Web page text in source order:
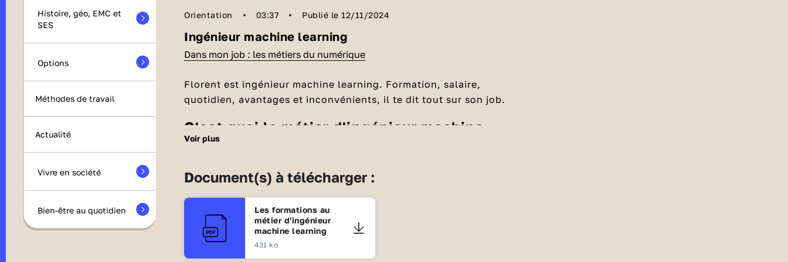
Histoire, géo, EMC et
SES
Options
Méthodes de travail
Actualité
Vivre en société
Bien-être au quotidien
Orientation 03:37 Publié le 12/11/2024
Ingénieur machine learning
Dans mon job : les métiers du numérique
Florent est ingénieur machine learning. Formation, salaire,
quotidien, avantages et inconvénients, il te dit tout sur son job.
C’est quoi le métier d'ingénieur machine
learning ?
modèles d’intelligence artificielle, des applications pour de la
ou des radios. Ça peut aussi être des applications qui répondent
automatiquement à des questions, des assistants comme chatgpt,
Alexa ou Siri, de la génération d’images, à partir d’une description
textuelle.
C'est quoi le métier en quelques mots ?
Données
: pour pouvoir entraîner les modèles d’IA, il faut vraiment
beaucoup de données, de bonne qualité.
voir plus
Document(s) à télécharger :
Les formations au
métier d'ingénieur
machine learning
431 ko